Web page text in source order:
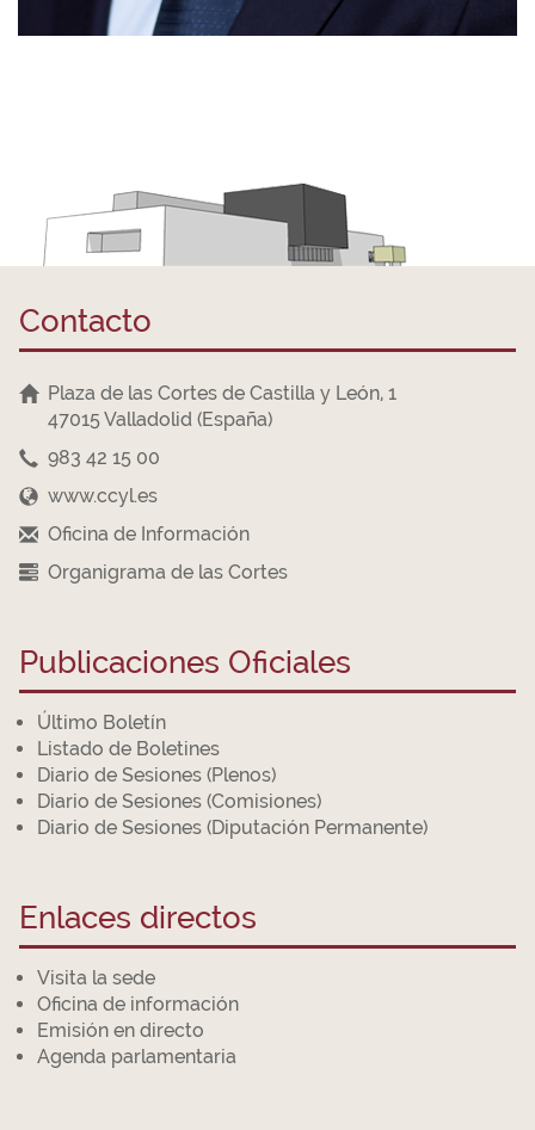
Contacto
Plaza de las Cortes de Castilla y León, 1
47015 Valladolid (España)
983 42 15 00
www.ccyl.es
Oficina de Información
Organigrama de las Cortes
Publicaciones Oficiales
Último Boletín
Listado de Boletines
Diario de Sesiones (Plenos)
Diario de Sesiones (Comisiones)
Diario de Sesiones (Diputación Permanente)
Enlaces directos
Visita la sede
Oficina de información
Emisión en directo
Agenda parlamentaria